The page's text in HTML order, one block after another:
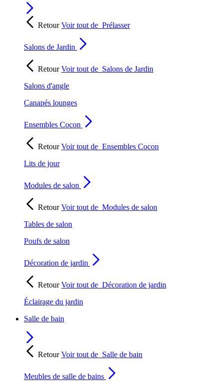
RetourVoir tout de Prélasser
Salons de Jardin
RetourVoir tout de Salons de Jardin
Salons d'angle
Canapés lounges
Ensembles Cocon
RetourVoir tout de Ensembles Cocon
Lits de jour
Modules de salon
RetourVoir tout de Modules de salon
Tables de salon
Poufs de salon
Décoration de jardin
RetourVoir tout de Décoration de jardin
Éclairage du jardin
Salle de bain
RetourVoir tout de Salle de bain
Meubles de salle de bains